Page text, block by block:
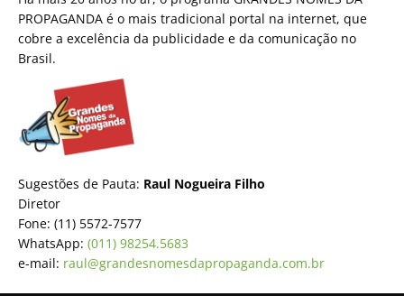
PROPAGANDA é o mais tradicional portal na internet, que
cobre a excelência da publicidade e da comunicação no
Brasil.
Sugestões de Pauta: Raul Nogueira Filho
Diretor
Fone: (11) 5572-7577
WhatsApp: (011) 98254.5683
e-mail: raul@grandesnomesdapropaganda.com.br